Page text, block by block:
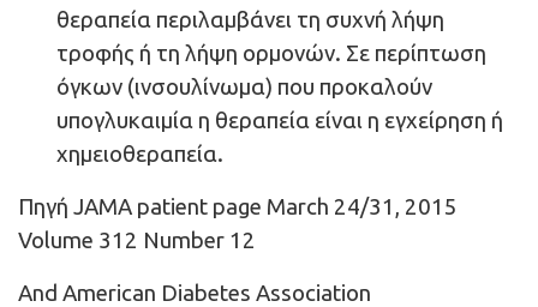
θεραπεία περιλαμβάνει τη συχνή λήψη
τροφής ή τη λήψη ορμονών. Σε περίπτωση
όγκων (ινσουλίνωμα) που προκαλούν
υπογλυκαιμία η θεραπεία είναι η εγχείρηση ή
χημειοθεραπεία.
Πηγή JAMA patient page March 24/31, 2015
Volume 312 Number 12
And American Diabetes Association